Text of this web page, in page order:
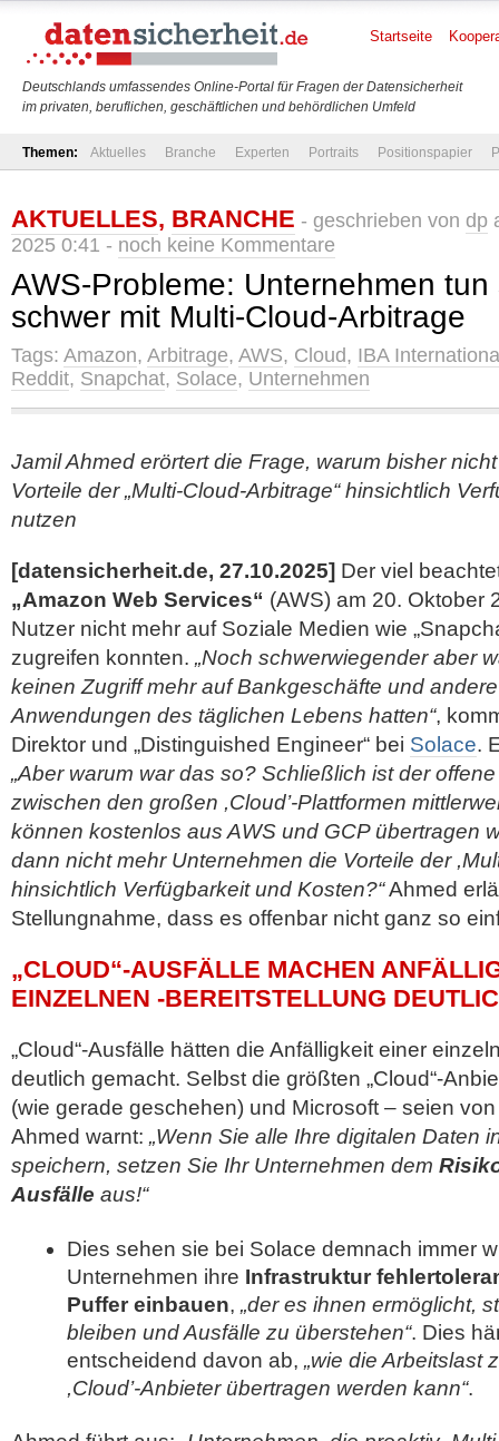
Deutschlands umfassendes Online-Portal für Fragen der Datensicherheit
im privaten, beruflichen, geschäftlichen und behördlichen Umfeld
Startseite
Themen: Aktuelles Branche Experten Portraits Positionspapier
AKTUELLES, BRANCHE - geschrieben von dp
2025 0:41 - noch keine Kommentare
AWS-Probleme: Unternehmen tun
schwer mit Multi-Cloud-Arbitrage
Tags: Amazon, Arbitrage, AWS, Cloud, IBA
Reddit, Snapchat, Solace, Unternehmen
Jamil Ahmed erörtert die Frage, warum bisher
Vorteile der „Multi-Cloud-Arbitrage“ hinsichtlich
nutzen
[datensicherheit.de, 27.10.2025] Der viel
„Amazon Web Services“ (AWS) am 20. Oktober
Nutzer nicht mehr auf Soziale Medien wie
zugreifen konnten. „Noch schwerwiegender aber
keinen Zugriff mehr auf Bankgeschäfte und
Anwendungen des täglichen Lebens hatten“,
Direktor und „Distinguished Engineer“ bei Solace.
„Aber warum war das so? Schließlich ist der
zwischen den großen ,Cloud’-Plattformen
können kostenlos aus AWS und GCP übertragen
dann nicht mehr Unternehmen die Vorteile der
hinsichtlich Verfügbarkeit und Kosten?“Ahmed
Stellungnahme, dass es offenbar nicht ganz so
„CLOUD“-AUSFÄLLE MACHEN
EINZELNEN -BEREITSTELLUNG
„Cloud“-Ausfälle hätten die Anfälligkeit einer
deutlich gemacht. Selbst die größten „Cloud“-
(wie gerade geschehen) und Microsoft – seien
Ahmed warnt: „Wenn Sie alle Ihre digitalen Daten
speichern, setzen Sie Ihr Unternehmen dem
Ausfälle aus!“
Dies sehen sie bei Solace demnach immer
Unternehmen ihre Infrastruktur
Puffer einbauen, „der es ihnen ermöglicht,
bleiben und Ausfälle zu überstehen“. Dies
entscheidend davon ab, „wie die Arbeitslast
,Cloud’-Anbieter übertragen werden kann“.